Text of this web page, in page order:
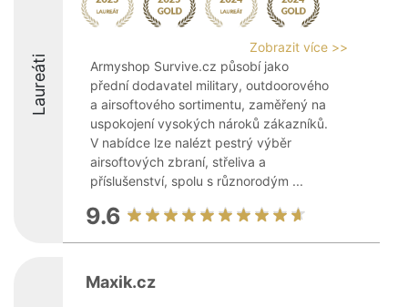
Laureáti
Zobrazit více >>
Armyshop Survive.cz působí jako
přední dodavatel military, outdoorového
a airsoftového sortimentu, zaměřený na
uspokojení vysokých nároků zákazníků.
V nabídce lze nalézt pestrý výběr
airsoftových zbraní, střeliva a
příslušenství, spolu s různorodým ...
9.6
Maxik.cz